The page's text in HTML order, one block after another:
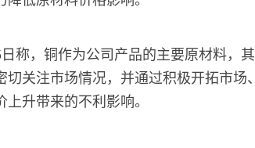
，铜作为公司产品的主要原材料，其
切关注市场情况，并通过积极开拓市场
升带来的不利影响。